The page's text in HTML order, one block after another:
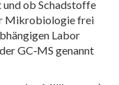
ob Schadstoffe
Mikrobiologie frei
Labor
GC‑MS genannt